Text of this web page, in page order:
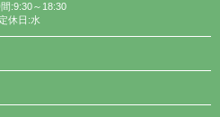
:9:30～18:30
定休日:水